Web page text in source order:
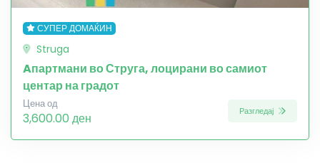
СУПЕР ДОМАЌИН
Struga
Aпартмани во Струга, лоцирани во самиот
центар на градот
Цена од
3,600.00 ден Разгледај